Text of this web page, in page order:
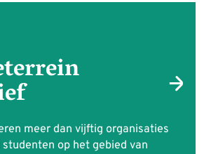
meer dan vijftig organisaties
op het gebied van